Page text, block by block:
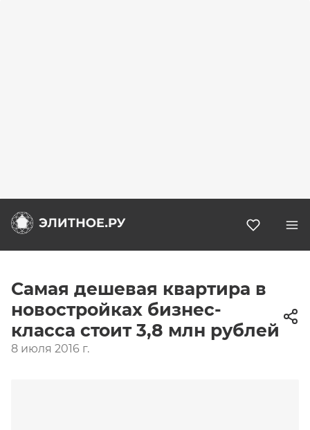
Самая дешевая квартира в
новостройках бизнес-
класса стоит 3,8 млн рублей
8 июля 2016 г.